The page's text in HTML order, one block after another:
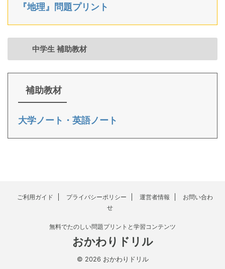
『地理』問題プリント
中学生 補助教材
補助教材
大学ノート・英語ノート
ご利用ガイド プライバシーポリシー 運営者情報
お問い合わ
せ
無料でたのしい問題プリントと学習コンテンツ
おかわりドリル
© 2026 おかわりドリル